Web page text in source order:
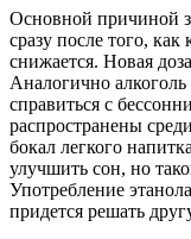
Основной причиной
сразу после того,
снижается. Новая
Аналогично
справиться с
распространены
бокал легкого
улучшить сон, но
Употребление
придется решать